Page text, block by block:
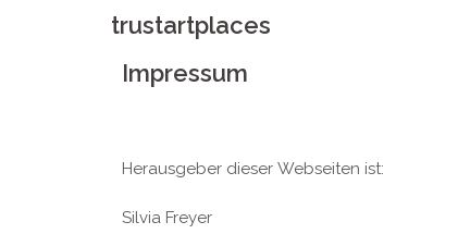
trustartplaces
Impressum
Herausgeber dieser Webseiten ist:
Silvia Freyer